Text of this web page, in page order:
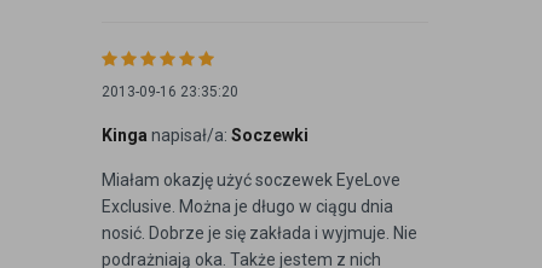
2013-09-16 23:35:20
Kinga napisał/a: Soczewki
Miałam okazję użyć soczewek EyeLove
Exclusive. Można je długo w ciągu dnia
nosić. Dobrze je się zakłada i wyjmuje. Nie
podrażniają oka. Także jestem z nich